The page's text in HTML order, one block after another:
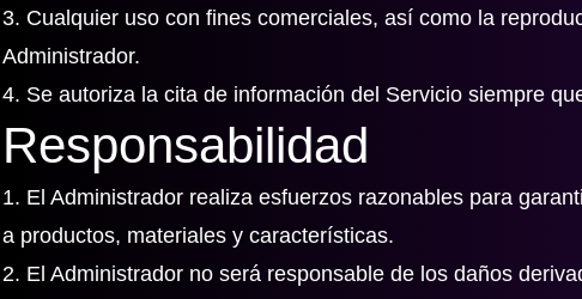
3. Cualquier uso con fines comerciales, así como la
Administrador.
4. Se autoriza la cita de información del Servicio siempre
Responsabilidad
1. El Administrador realiza esfuerzos razonables para
a productos, materiales y características.
2. El Administrador no será responsable de los daños